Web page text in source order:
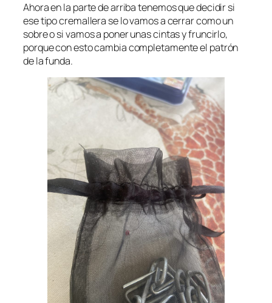
Ahora en la parte de arriba tenemos que decidir si
ese tipo cremallera se lo vamos a cerrar como un
sobre o si vamos a poner unas cintas y fruncirlo,
porque con esto cambia completamente el patrón
de la funda.